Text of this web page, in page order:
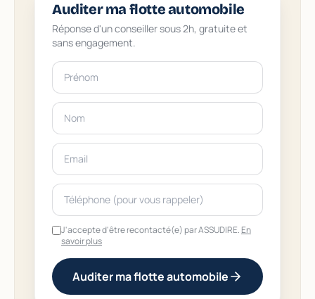
Auditer ma flotte automobile
Réponse d'un conseiller sous 2h, gratuite et
sans engagement.
J'accepte d'être recontacté(e) par ASSUDIRE. En
savoir plus
Auditer ma flotte automobile